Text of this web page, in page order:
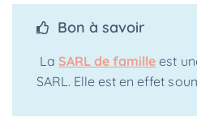
Bon à savoir
La SARL de famille est
SARL. Elle est en effet